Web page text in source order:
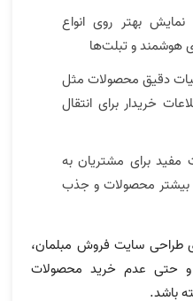
بهتر روی انواع
هوشمند و تبلت‌ها
دقیق محصولات مثل
خریدار برای انتقال
مفید برای مشتریان به
بیشتر محصولات و جذب
طراحی سایت فروش مبلمان،
و حتی عدم خرید محصولات
باشد.